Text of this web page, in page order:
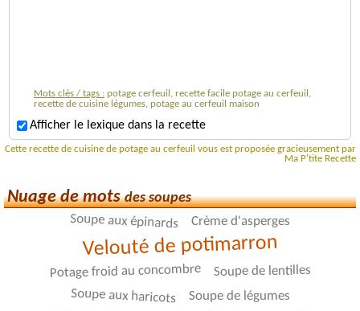
Mots clés / tags : potage cerfeuil, recette facile potage au cerfeuil,
recette de cuisine légumes, potage au cerfeuil maison
Afficher le lexique dans la recette
Cette recette de cuisine de potage au cerfeuil vous est proposée gracieusement par
Ma P'tite Recette
Nuage de motsdes soupes
Soupe aux épinards Crème d'asperges
Velouté de potimarron
Potage froid au concombre Soupe de lentilles
Soupe aux haricots Soupe de légumes